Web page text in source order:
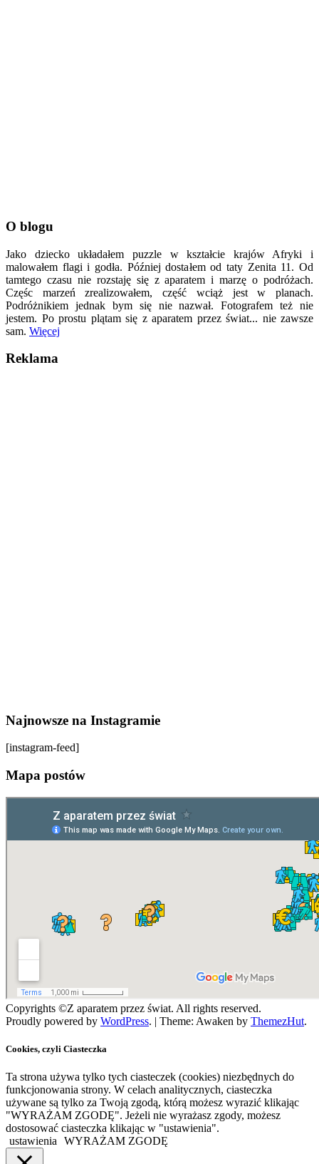
O blogu
Jako dziecko układałem puzzle w kształcie krajów Afryki i
malowałem flagi i godła. Później dostałem od taty Zenita 11. Od
tamtego czasu nie rozstaję się z aparatem i marzę o podróżach.
Częśc marzeń zrealizowałem, część wciąż jest w planach.
Podróżnikiem jednak bym się nie nazwał. Fotografem też nie
jestem. Po prostu plątam się z aparatem przez świat... nie zawsze
sam. Więcej
Reklama
Najnowsze na Instagramie
[instagram-feed]
Mapa postów
Copyrights ©Z aparatem przez świat. All rights reserved.
Proudly powered by WordPress. | Theme: Awaken by ThemezHut.
Cookies, czyli Ciasteczka
Ta strona używa tylko tych ciasteczek (cookies) niezbędnych do
funkcjonowania strony. W celach analitycznych, ciasteczka
używane są tylko za Twoją zgodą, którą możesz wyrazić klikając
"WYRAŻAM ZGODĘ". Jeżeli nie wyrażasz zgody, możesz
dostosować ciasteczka klikając w "ustawienia".
ustawienia
WYRAŻAM ZGODĘ